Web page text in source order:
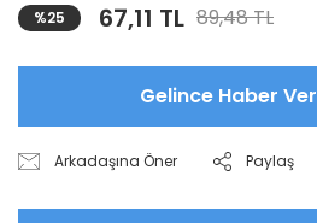
%25 67,11 TL 89,48 TL
Gelince Haber Ver
Arkadaşına Öner Paylaş